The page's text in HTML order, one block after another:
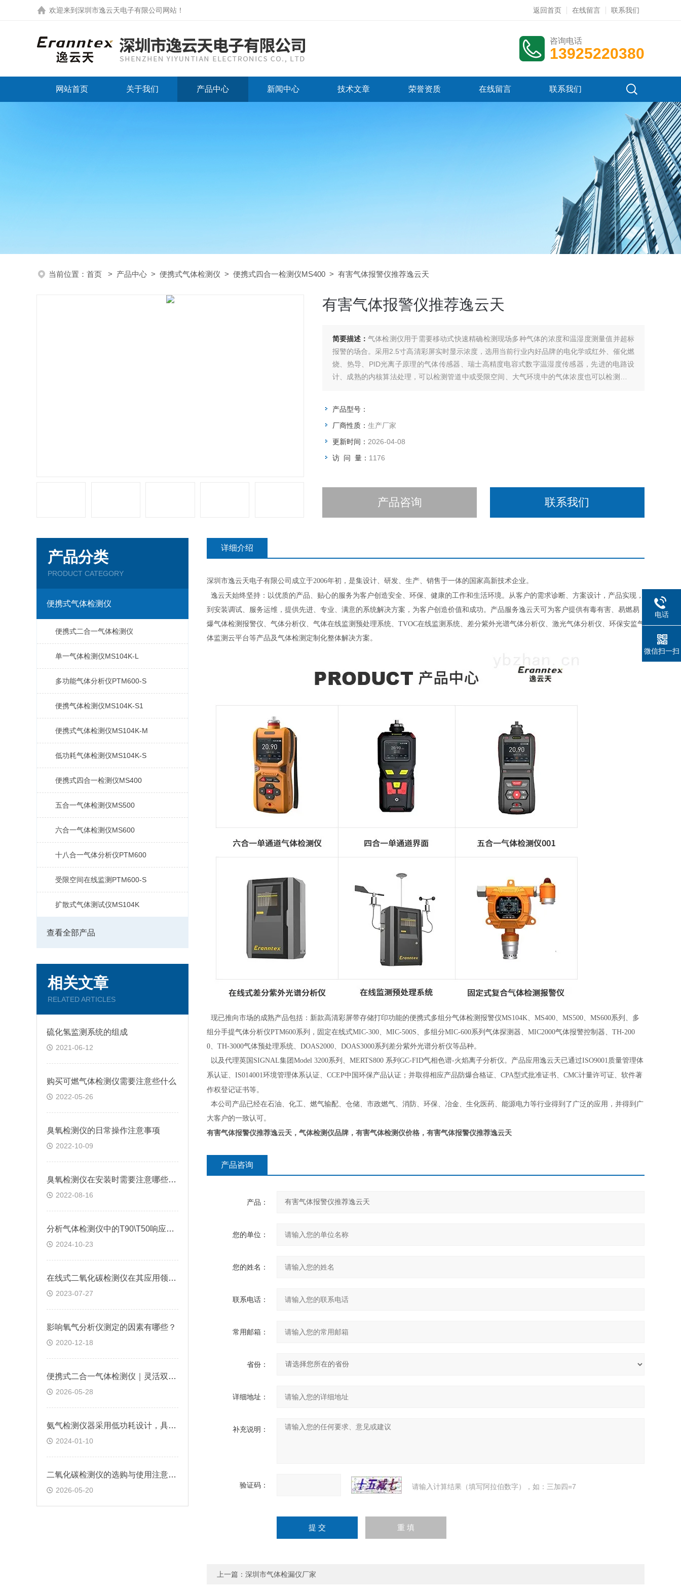
欢迎来到 深圳市逸云天电子有限公司网站 ！ 返回首页 在线留言 联系我们
咨询电话
13925220380
网站首页 关于我们 产品中心 新闻中心 技术文章 荣誉资质 在线留言 联系我们
当前位置： 首页 > 产品中心 > 便携式气体检测仪 > 便携式四合一检测仪MS400 > 有害气体报警仪推荐逸云天
有害气体报警仪推荐逸云天
简要描述： 气体检测仪用于需要移动式快速精确检测现场多种气体的浓度和温湿度测量值并超标
报警的场合。采用2.5寸高清彩屏实时显示浓度，选用当前行业内好品牌的电化学或红外、催化燃
烧、热导、PID光离子原理的气体传感器、瑞士高精度电容式数字温湿度传感器，先进的电路设
计、成熟的内核算法处理，可以检测管道中或受限空间、大气环境中的气体浓度也可以检测气体
有害气体报警仪推荐逸云天
产品型号：
厂商性质： 生产厂家
更新时间： 2026-04-08
访 问 量： 1176
产品咨询 联系我们
产品分类
PRODUCT CATEGORY
便携式气体检测仪
便携式二合一气体检测仪
单一气体检测仪MS104K-L
多功能气体分析仪PTM600-S
便携气体检测仪MS104K-S1
便携式气体检测仪MS104K-M
低功耗气体检测仪MS104K-S
便携式四合一检测仪MS400
五合一气体检测仪MS500
六合一气体检测仪MS600
十八合一气体分析仪PTM600
受限空间在线监测PTM600-S
扩散式气体测试仪MS104K
查看全部产品
相关文章
RELATED ARTICLES
硫化氢监测系统的组成
2021-06-12
购买可燃气体检测仪需要注意些什么
2022-05-26
臭氧检测仪的日常操作注意事项
2022-10-09
臭氧检测仪在安装时需要注意哪些问题?
2022-08-16
分析气体检测仪中的T90\T50响应时间
2024-10-23
在线式二氧化碳检测仪在其应用领域发挥的作用
2023-07-27
影响氧气分析仪测定的因素有哪些？
2020-12-18
便携式二合一气体检测仪｜灵活双气检测，让工业安全巡检更可靠
2026-05-28
氨气检测仪器采用低功耗设计，具有较长的使用寿命
2024-01-10
二氧化碳检测仪的选购与使用注意事项
2026-05-20
详细介绍
深圳市逸云天电子有限公司成立于2006年初，是集设计、研发、生产、销售于一体的国家高新技术企业。
逸云天始终坚持：以优质的产品、贴心的服务为客户创造安全、环保、健康的工作和生活环境。从客户的需求诊断、方案设计，产品实现，
到安装调试、服务运维，提供先进、专业、满意的系统解决方案，为客户创造价值和成功。产品服务逸云天可为客户提供有毒有害、易燃易
爆气体检测报警仪、气体分析仪、气体在线监测预处理系统、TVOC在线监测系统、差分紫外光谱气体分析仪、激光气体分析仪、环保安监气
体监测云平台等产品及气体检测定制化整体解决方案。
现已推向市场的成熟产品包括：新款高清彩屏带存储打印功能的便携式多组分气体检测报警仪MS104K、MS400、MS500、MS600系列、多
组分手提气体分析仪PTM600系列，固定在线式MIC-300、MIC-500S、多组分MIC-600系列气体探测器、MIC2000气体报警控制器、TH-200
0、TH-3000气体预处理系统、DOAS2000、DOAS3000系列差分紫外光谱分析仪等品种。
以及代理英国SIGNAL集团Model 3200系列、MERTS800 系列GC-FID气相色谱-火焰离子分析仪。 产品应用逸云天已通过ISO9001质量管理体
系认证、IS014001环境管理体系认证、CCEP中国环保产品认证；并取得相应产品防爆合格证、CPA型式批准证书、CMC计量许可证 、软件著
作权登记证书等。
本公司产品已经在石油、化工、燃气输配、仓储、市政燃气、消防、环保、冶金、生化医药、能源电力等行业得到了广泛的应用，并得到广
大客户的一致认可。
有害气体报警仪推荐逸云天 ，气体检测仪品牌，有害气体检测仪价格， 有害气体报警仪推荐逸云天
产品咨询
产品：
您的单位：
您的姓名：
联系电话：
常用邮箱：
省份：
详细地址：
补充说明：
验证码： 请输入计算结果（填写阿拉伯数字），如：三加四=7
上一篇： 深圳市气体检漏仪厂家
电话
微信扫一扫